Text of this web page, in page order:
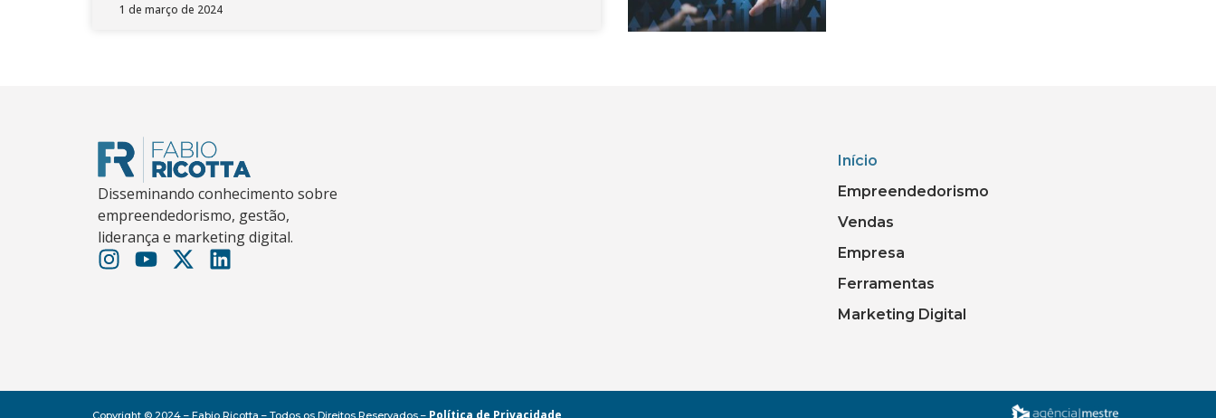
1 de março de 2024
Disseminando conhecimento sobre
empreendedorismo, gestão,
liderança e marketing digital.
Início
Empreendedorismo
Vendas
Empresa
Ferramentas
Marketing Digital